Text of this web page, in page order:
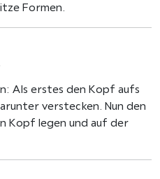
Formen.
Als erstes den Kopf aufs
verstecken. Nun den
Kopf legen und auf der